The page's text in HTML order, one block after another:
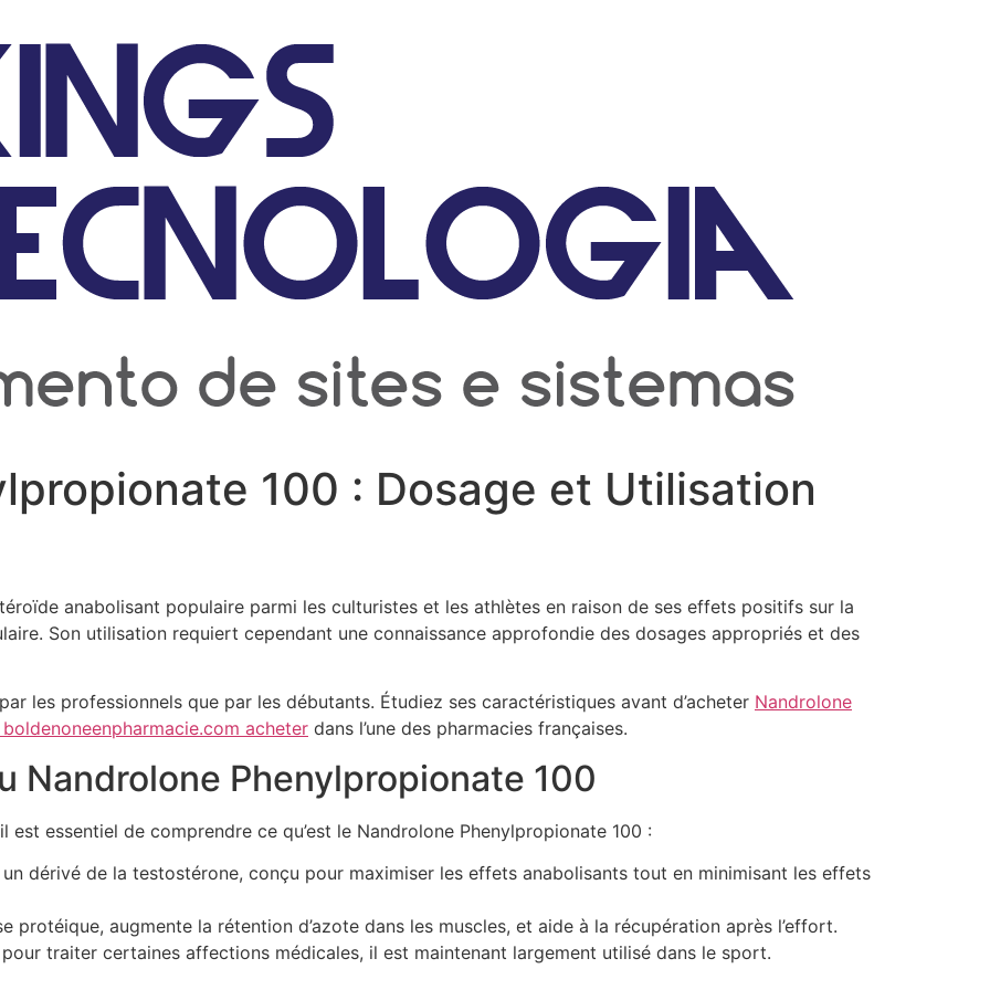
100 : Dosage et Utilisation
anabolisant populaire parmi les culturistes et les athlètes en raison de ses effets positifs sur la
Son utilisation requiert cependant une connaissance approfondie des dosages appropriés et des
les professionnels que par les débutants. Étudiez ses caractéristiques avant d’acheter Nandrolone
acheter dans l’une des pharmacies françaises.
Nandrolone Phenylpropionate 100
essentiel de comprendre ce qu’est le Nandrolone Phenylpropionate 100 :
dérivé de la testostérone, conçu pour maximiser les effets anabolisants tout en minimisant les effets
protéique, augmente la rétention d’azote dans les muscles, et aide à la récupération après l’effort.
traiter certaines affections médicales, il est maintenant largement utilisé dans le sport.